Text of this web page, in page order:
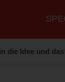
die Idee und